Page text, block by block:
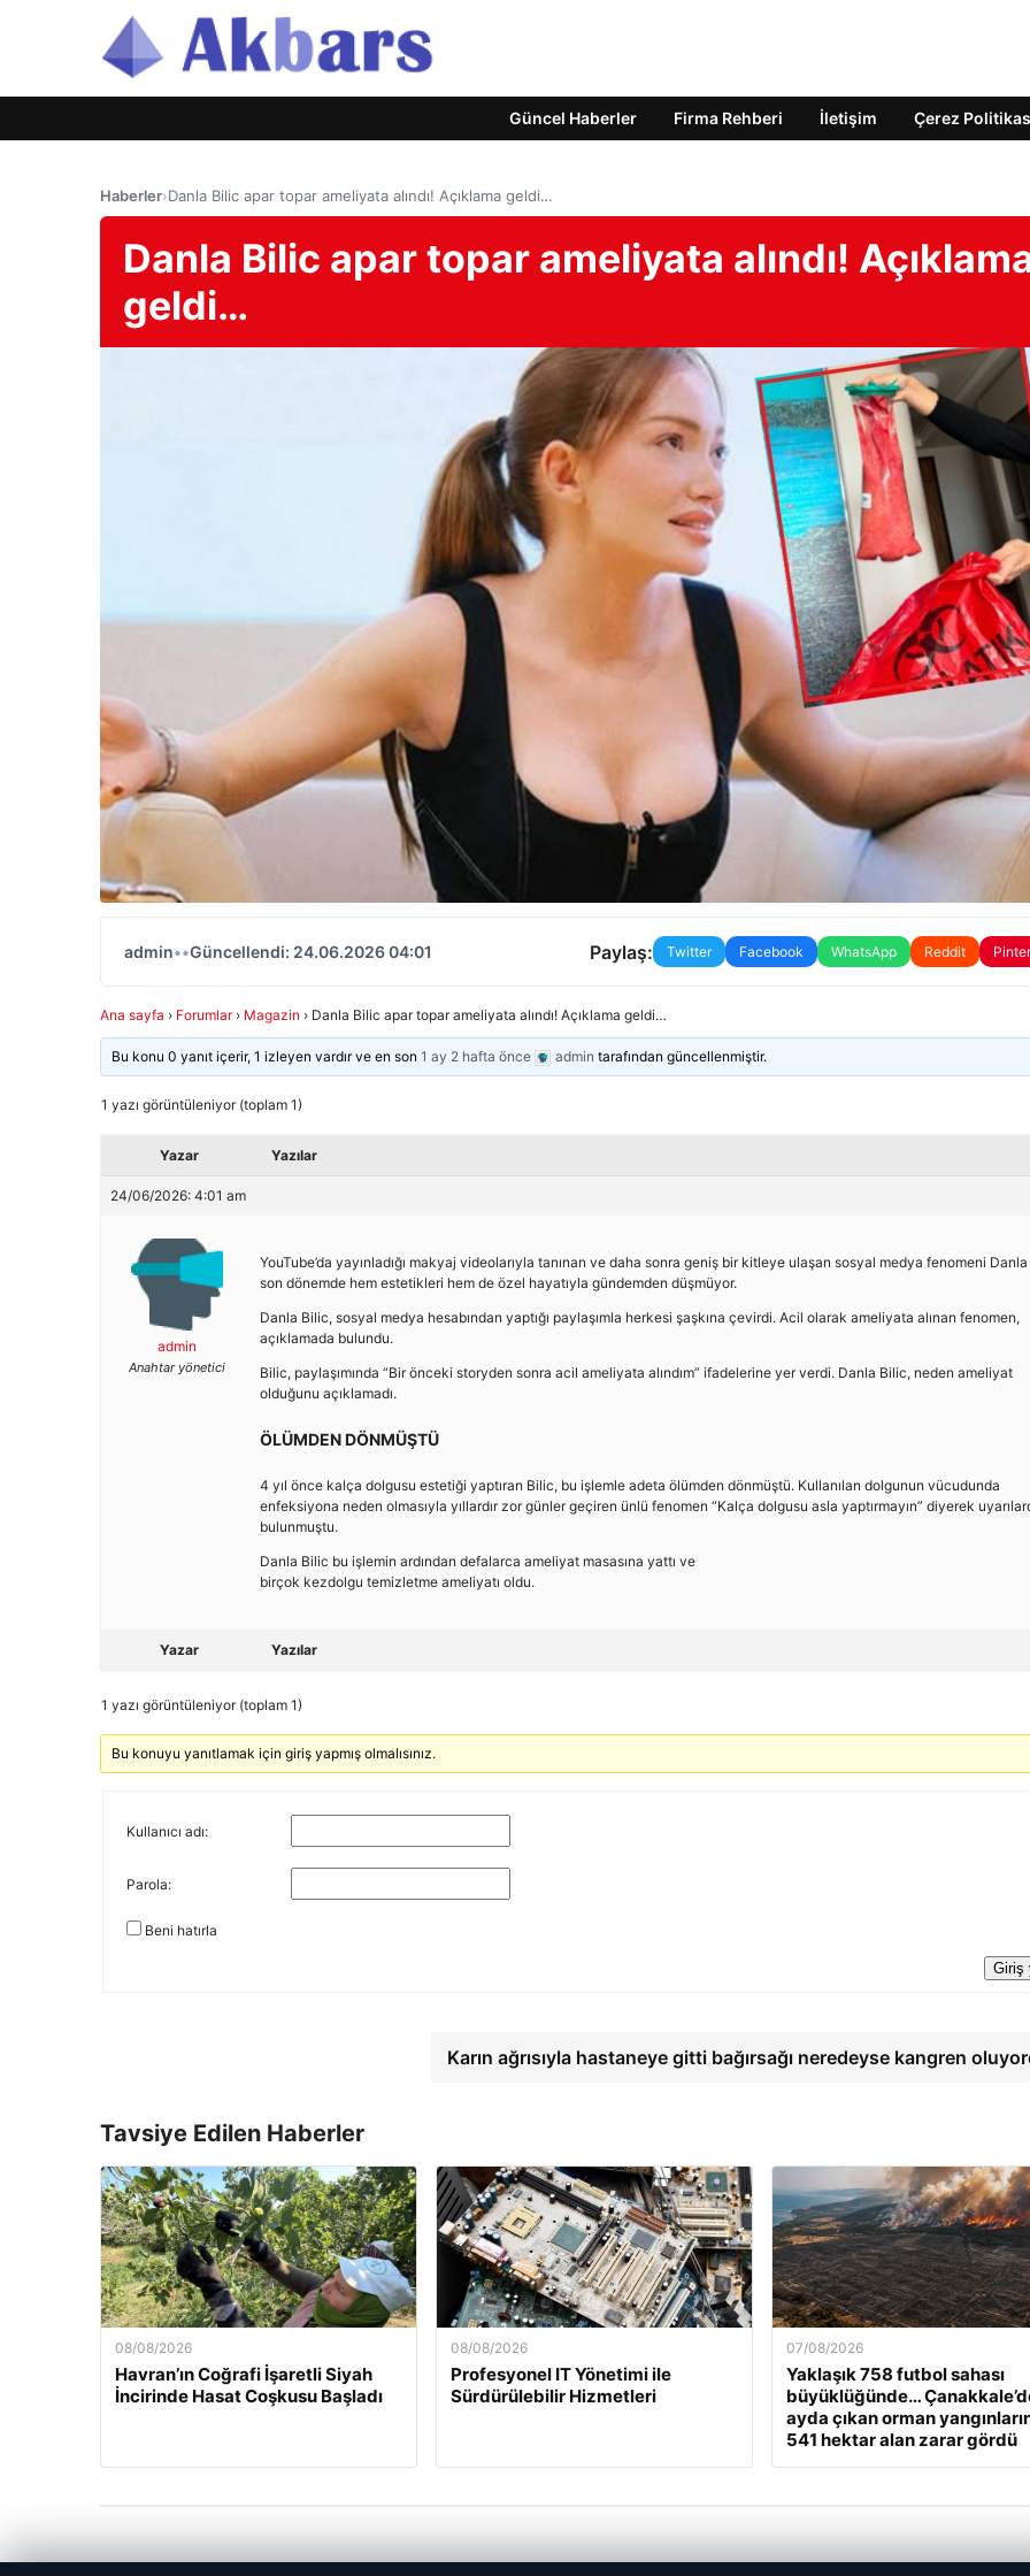
Güncel Haberler Firma Rehberi İletişim Çerez
Haberler›Danla Bilic apar topar ameliyata alındı! Açıklama geldi…
Danla Bilic apar topar ameliyata alındı!
geldi…
admin••Güncellendi: 24.06.2026 04:01 Paylaş: Twitter Facebook WhatsApp Reddit
Ana sayfa › Forumlar › Magazin › Danla Bilic apar topar ameliyata alındı! Açıklama geldi…
Bu konu 0 yanıt içerir, 1 izleyen vardır ve en son1 ay 2 hafta önce admin tarafından güncellenmiştir.
1 yazı görüntüleniyor (toplam 1)
Yazar Yazılar
24/06/2026: 4:01 am
admin
Anahtar yönetici
YouTube’da yayınladığı makyaj videolarıyla tanınan ve daha sonra geniş bir kitleye ulaşan sosyal medya fenomeni
son dönemde hem estetikleri hem de özel hayatıyla gündemden düşmüyor.
Danla Bilic, sosyal medya hesabından yaptığı paylaşımla herkesi şaşkına çevirdi. Acil olarak ameliyata alınan fenomen,
açıklamada bulundu.
Bilic, paylaşımında “Bir önceki storyden sonra acil ameliyata alındım” ifadelerine yer verdi. Danla Bilic, neden ameliyat
olduğunu açıklamadı.
ÖLÜMDEN DÖNMÜŞTÜ
4 yıl önce kalça dolgusu estetiği yaptıran Bilic, bu işlemle adeta ölümden dönmüştü. Kullanılan dolgunun vücudunda
enfeksiyona neden olmasıyla yıllardır zor günler geçiren ünlü fenomen “Kalça dolgusu asla yaptırmayın” diyerek
bulunmuştu.
Danla Bilic bu işlemin ardından defalarca ameliyat masasına yattı ve
birçok kezdolgu temizletme ameliyatı oldu.
Yazar Yazılar
1 yazı görüntüleniyor (toplam 1)
Bu konuyu yanıtlamak için giriş yapmış olmalısınız.
Kullanıcı adı:
Parola:
Beni hatırla
Giriş
Karın ağrısıyla hastaneye gitti bağırsağı neredeyse kangren
Tavsiye Edilen Haberler
08/08/2026
Havran’ın Coğrafi İşaretli Siyah
İncirinde Hasat Coşkusu Başladı
08/08/2026
Profesyonel IT Yönetimi ile
Sürdürülebilir Hizmetleri
07/08/2026
Yaklaşık 758 futbol sahası
büyüklüğünde…
ayda çıkan orman
541 hektar alan zarar gördü